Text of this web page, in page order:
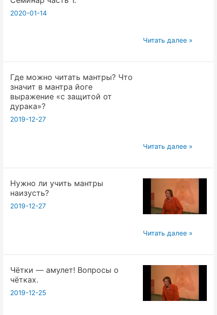
1.
2020-01-14
Мантра
и
Читать далее »
Где можно читать мантры? Что
значит в мантра йоге
выражение «с защитой от
дурака»?
2019-12-27
Где
читать
Что
значит
мантра
выражение
«с
защитой
дурака»?
Читать далее »
Нужно ли учить мантры
наизусть?
2019-12-27
Нужно
учить
наизусть?
Читать далее »
Чётки — амулет! Вопросы о
чётках.
2019-12-25